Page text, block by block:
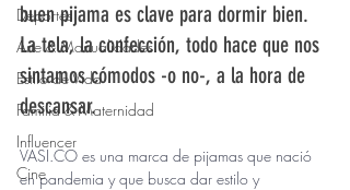
Deportes
Arte & Manualidades
Estilo de Vida
Familia & Maternidad
Influencer
Cine
buen pijama es clave para dormir bien.
La tela, la confección, todo hace que nos
sintamos cómodos -o no-, a la hora de
descansar.
VASI.CO es una marca de pijamas que nació
en pandemia y que busca dar estilo y